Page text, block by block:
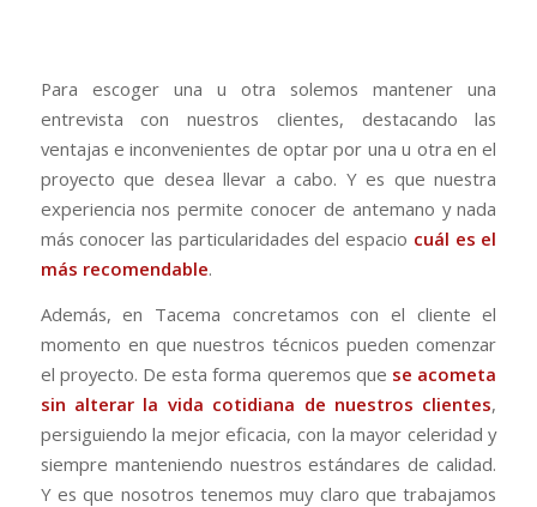
Para escoger una u otra solemos mantener una
entrevista con nuestros clientes, destacando las
ventajas e inconvenientes de optar por una u otra en el
proyecto que desea llevar a cabo. Y es que nuestra
experiencia nos permite conocer de antemano y nada
más conocer las particularidades del espacio cuál es el
más recomendable.
Además, en Tacema concretamos con el cliente el
momento en que nuestros técnicos pueden comenzar
el proyecto. De esta forma queremos que se acometa
sin alterar la vida cotidiana de nuestros clientes,
persiguiendo la mejor eficacia, con la mayor celeridad y
siempre manteniendo nuestros estándares de calidad.
Y es que nosotros tenemos muy claro que trabajamos